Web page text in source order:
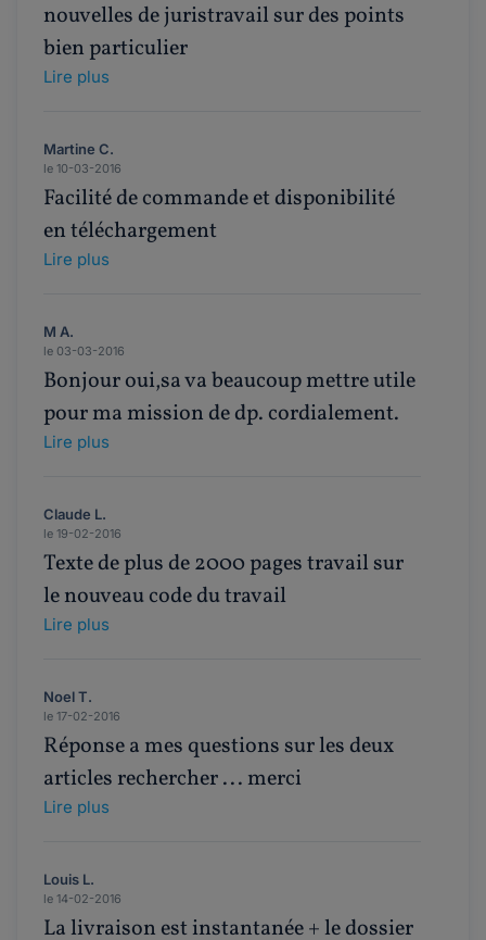
nouvelles de juristravail sur des points
bien particulier
Lire plus
Martine C.
le 10-03-2016
Facilité de commande et disponibilité
en téléchargement
Lire plus
M A.
le 03-03-2016
Bonjour oui,sa va beaucoup mettre utile
pour ma mission de dp. cordialement.
Lire plus
Claude L.
le 19-02-2016
Texte de plus de 2000 pages travail sur
le nouveau code du travail
Lire plus
Noel T.
le 17-02-2016
Réponse a mes questions sur les deux
articles rechercher ... merci
Lire plus
Louis L.
le 14-02-2016
La livraison est instantanée + le dossier